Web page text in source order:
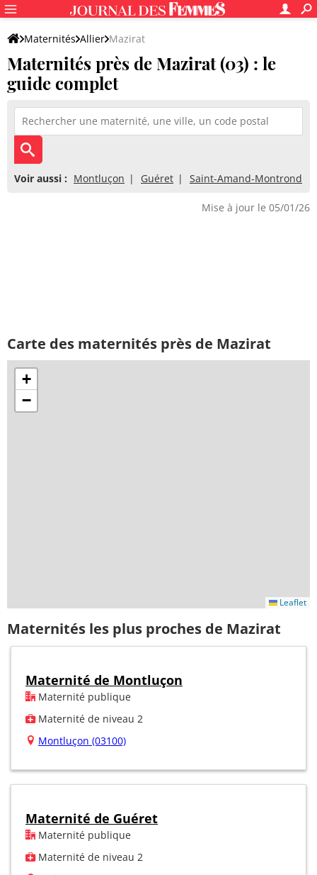
Maternités Allier Mazirat
Maternités près de Mazirat (03) : le
guide complet
Voir aussi : Montluçon Guéret Saint-Amand-Montrond
Mise à jour le 05/01/26
Carte des maternités près de Mazirat
+
−
Leaflet
Maternités les plus proches de Mazirat
Maternité de Montluçon
Maternité publique
Maternité de niveau 2
Montluçon (03100)
Maternité de Guéret
Maternité publique
Maternité de niveau 2